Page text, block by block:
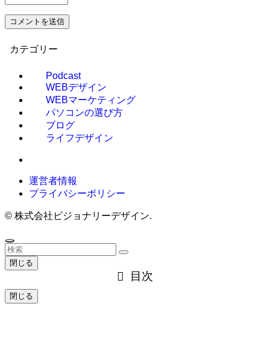
カテゴリー
Podcast
WEBデザイン
WEBマーケティング
パソコンの選び方
ブログ
ライフデザイン
運営者情報
プライバシーポリシー
© 株式会社ビジョナリーデザイン.
閉じる
目次
閉じる